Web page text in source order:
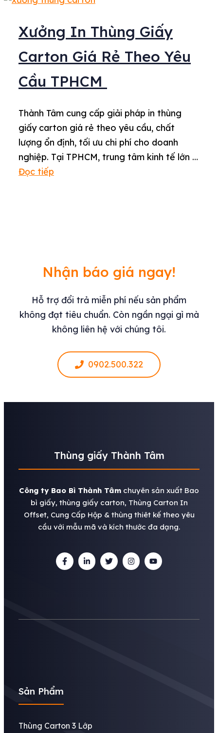
Xưởng In Thùng Giấy
Carton Giá Rẻ Theo Yêu
Cầu TPHCM
Thành Tâm cung cấp giải pháp in thùng
giấy carton giá rẻ theo yêu cầu, chất
lượng ổn định, tối ưu chi phí cho doanh
nghiệp. Tại TPHCM, trung tâm kinh tế lớn …
Đọc tiếp
Nhận báo giá ngay!
Hỗ trợ đổi trả miễn phí nếu sản phẩm
không đạt tiêu chuẩn. Còn ngần ngại gì mà
không liên hệ với chúng tôi.
0902.500.322
Thùng giấy Thành Tâm
Công ty Bao Bì Thành Tâm chuyên sản xuất Bao
bì giấy, thùng giấy carton, Thùng Carton In
Offset, Cung Cấp Hộp & thùng thiêt kế theo yêu
cầu với mẫu mã và kích thước đa dạng.
Sản Phẩm
Thùng Carton 3 Lớp